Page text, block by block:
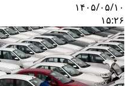
۱۴۰۵/۰۵/۱۰
۱۵:۲۶